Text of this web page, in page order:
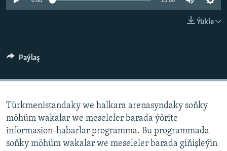
Ýükle
Paýlaş
Türkmenistandaky we halkara arenasyndaky soňky
möhüm wakalar we meseleler barada ýörite
informasion-habarlar programma. Bu programmada
soňky möhüm wakalar we meseleler barada giňişleýin